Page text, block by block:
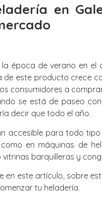
en
época de verano en
de este producto crece
consumidores a
se está de paseo
decir que todo el año.
accesible para todo
en máquinas de
barquilleras y
en este artículo, sobre
tu heladería.